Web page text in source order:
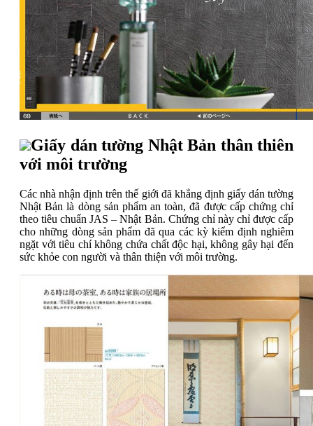
Giấy dán tường Nhật Bản thân thiên
với môi trường
Các nhà nhận định trên thế giới đã khẳng định giấy dán tường
Nhật Bản là dòng sản phẩm an toàn, đã được cấp chứng chỉ
theo tiêu chuẩn JAS – Nhật Bản. Chứng chỉ này chỉ được cấp
cho những dòng sản phẩm đã qua các kỳ kiểm định nghiêm
ngặt với tiêu chí không chứa chất độc hại, không gây hại đến
sức khỏe con người và thân thiện với môi trường.